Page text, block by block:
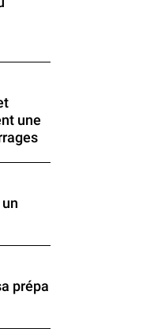
une
prépa